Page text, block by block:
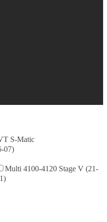
S-Matic
07)
Multi 4100-4120 Stage V (21-